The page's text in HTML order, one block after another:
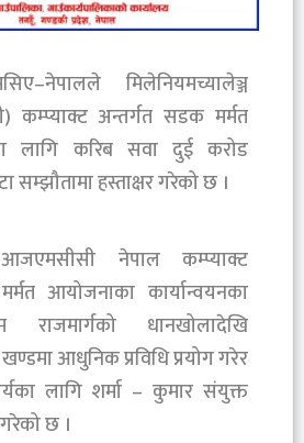
मिलेनियमच्यालेञ्ज
कम्प्याक्ट अन्तर्गत सडक मर्मत
लागि करिब सवा दुई करोड
सम्झौतामा हस्ताक्षर गरेको छ ।
नेपाल कम्प्याक्ट
आयोजनाका कार्यान्वयनका
राजमार्गको धानखोलादेखि
आधुनिक प्रविधि प्रयोग गरेर
लागि शर्मा – कुमार संयुक्त
छ ।